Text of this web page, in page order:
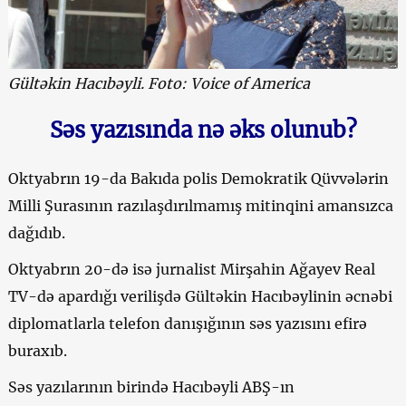
Gültəkin Hacıbəyli. Foto: Voice of America
Səs yazısında nə əks olunub?
Oktyabrın 19-da Bakıda polis Demokratik Qüvvələrin
Milli Şurasının razılaşdırılmamış mitinqini amansızca
dağıdıb.
Oktyabrın 20-də isə jurnalist Mirşahin Ağayev Real
TV-də apardığı verilişdə Gültəkin Hacıbəylinin əcnəbi
diplomatlarla telefon danışığının səs yazısını efirə
buraxıb.
Səs yazılarının birində Hacıbəyli ABŞ-ın